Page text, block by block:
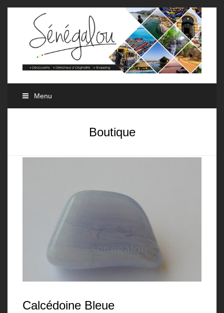
Menu
Boutique
Calcédoine Bleue